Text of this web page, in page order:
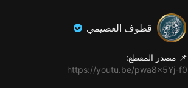
قطوف العصيمي
📌 مصدر المقطع:
https://youtu.be/pwa8x5Yj-f0